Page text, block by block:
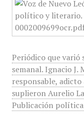
Periódico que varió
semanal. Ignacio
responsable, adicto
suplieron Aurelio
Publicación